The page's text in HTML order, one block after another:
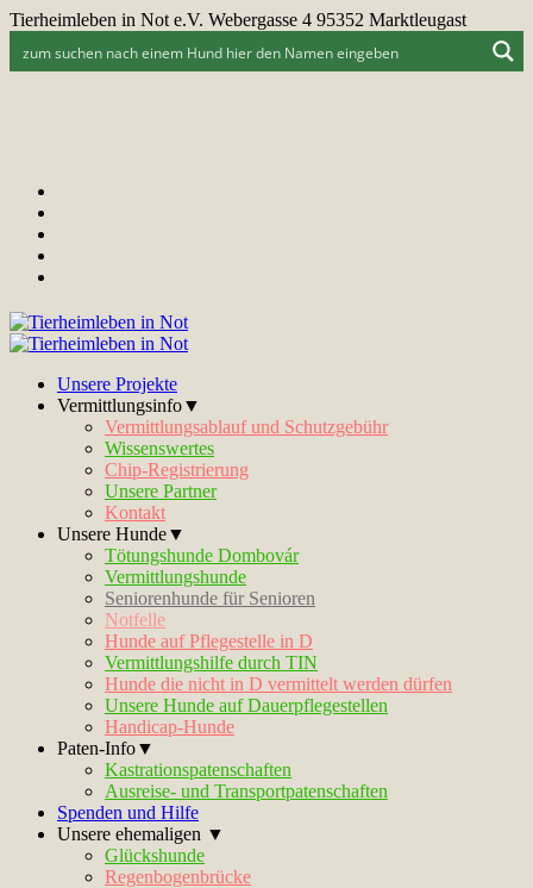
Tierheimleben in Not e.V. Webergasse 4 95352 Marktleugast
Unsere Projekte
Vermittlungsinfo▼
Vermittlungsablauf und Schutzgebühr
Wissenswertes
Chip-Registrierung
Unsere Partner
Kontakt
Unsere Hunde▼
Tötungshunde Dombovár
Vermittlungshunde
Seniorenhunde für Senioren
Notfelle
Hunde auf Pflegestelle in D
Vermittlungshilfe durch TIN
Hunde die nicht in D vermittelt werden dürfen
Unsere Hunde auf Dauerpflegestellen
Handicap-Hunde
Paten-Info▼
Kastrationspatenschaften
Ausreise- und Transportpatenschaften
Spenden und Hilfe
Unsere ehemaligen ▼
Glückshunde
Regenbogenbrücke